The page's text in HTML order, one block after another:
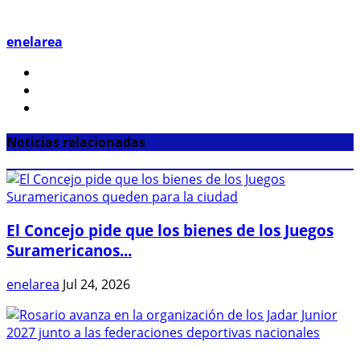
enelarea
Noticias relacionadas
El Concejo pide que los bienes de los Juegos
Suramericanos...
enelarea Jul 24, 2026